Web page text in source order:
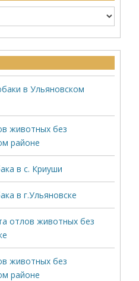
в Ульяновском
животных без
районе
в с. Криуши
в г.Ульяновске
отлов животных без
животных без
районе